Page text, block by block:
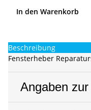
In den Warenkorb
Beschreibung
Fensterheber
Angaben